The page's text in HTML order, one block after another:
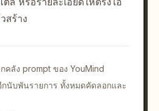
สร้าง
คลัง prompt ของ YouMind
นับพันรายการ ทั้งหมดคัดลอกและ